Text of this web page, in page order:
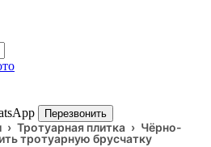
Перезвонить
› Тротуарная плитка › Чёрно-
тротуарную брусчатку